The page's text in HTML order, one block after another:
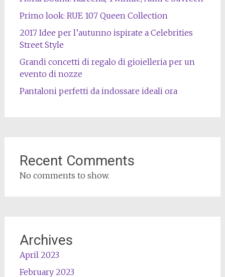
Primo look: RUE 107 Queen Collection
2017 Idee per l’autunno ispirate a Celebrities
Street Style
Grandi concetti di regalo di gioielleria per un
evento di nozze
Pantaloni perfetti da indossare ideali ora
Recent Comments
No comments to show.
Archives
April 2023
February 2023